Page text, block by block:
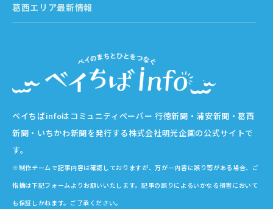
ベイちばinfoはコミュニティペーパー 行徳新聞・浦安新聞・葛西
新聞・いちかわ新聞を発行する株式会社明光企画の公式サイトで
す。
※制作チームで記事内容は確認しておりますが、万が一内容に誤り等がある場合、ご
指摘は下記フォームよりお願いいたします。記事の誤りによるいかなる損害において
も保証しかねます。ご了承ください。
葛西エリア最新情報